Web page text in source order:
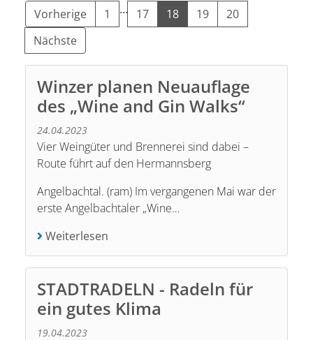
Vorherige 1 … 17 18 19
20
Nächste
Winzer planen Neuauflage
des „Wine and Gin Walks“
24.04.2023
Vier Weingüter und Brennerei sind dabei –
Route führt auf den Hermannsberg
Angelbachtal. (ram) Im vergangenen Mai war der
erste Angelbachtaler „Wine…
Weiterlesen
STADTRADELN - Radeln für
ein gutes Klima
19.04.2023